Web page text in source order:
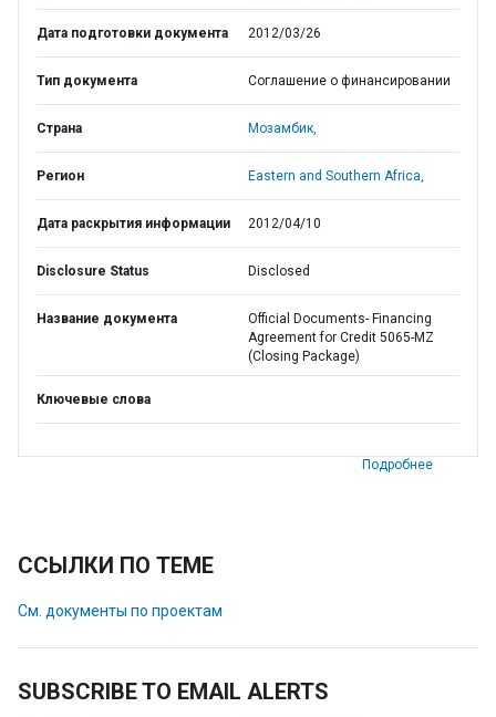
Дата подготовки документа 2012/03/26
Тип документа Соглашение о финансировании
Страна Мозамбик,
Регион Eastern and Southern Africa,
Дата раскрытия информации 2012/04/10
Disclosure Status Disclosed
Название документа
Official Documents- Financing
Agreement for Credit 5065-MZ
(Closing Package)
Ключевые слова
Подробнее
ССЫЛКИ ПО ТЕМЕ
См. документы по проектам
SUBSCRIBE TO EMAIL ALERTS